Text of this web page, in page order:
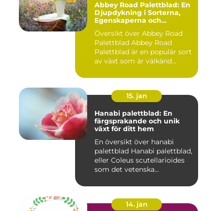
Abbey Road Palettblad: En
Djupdykning i Sorterna,
Egenskaperna och
Historien
Översikt över Abbey Road
Palettblad Abbey Road
Palettblad är en populär sort
av växt som är välkänd...
15. jan
Hanabi palettblad: En
färgsprakande och unik
växt för ditt hem
En översikt över hanabi
palettblad Hanabi palettblad,
eller Coleus scutellarioides
som det vetenska...
14. jan